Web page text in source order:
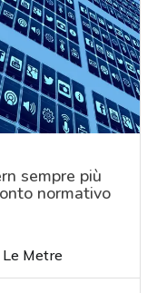
sempre più
normativo
Metre